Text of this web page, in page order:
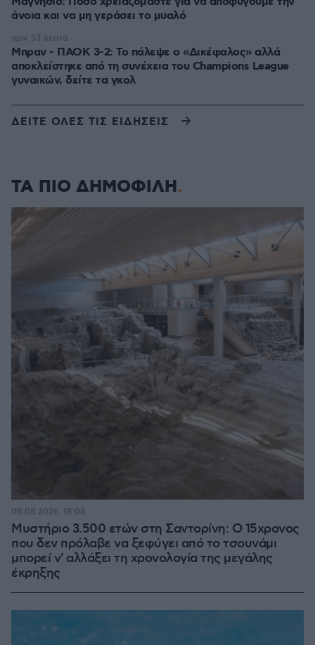
άνοια και να μη γεράσει το μυαλό
Μπραν - ΠΑΟΚ 3-2: Το πάλεψε ο «Δικέφαλος» αλλά
αποκλείστηκε από τη συνέχεια του Champions League
γυναικών, δείτε τα γκολ
πριν 33 λεπτά
ΔΕΙΤΕ ΟΛΕΣ ΤΙΣ ΕΙΔΗΣΕΙΣ
ΤΑ ΠΙΟ ΔΗΜΟΦΙΛΗ
Μυστήριο 3.500 ετών στη Σαντορίνη: Ο 15χρονος
που δεν πρόλαβε να ξεφύγει από το τσουνάμι
μπορεί ν' αλλάξει τη χρονολογία της μεγάλης
έκρηξης
08.08.2026, 18:08